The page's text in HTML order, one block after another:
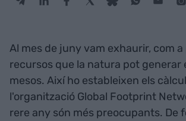
Al mes de juny vam exhaurir, com
recursos que la natura pot generar
mesos. Així ho estableixen els
l'organització Global Footprint
rere any són més preocupants. De